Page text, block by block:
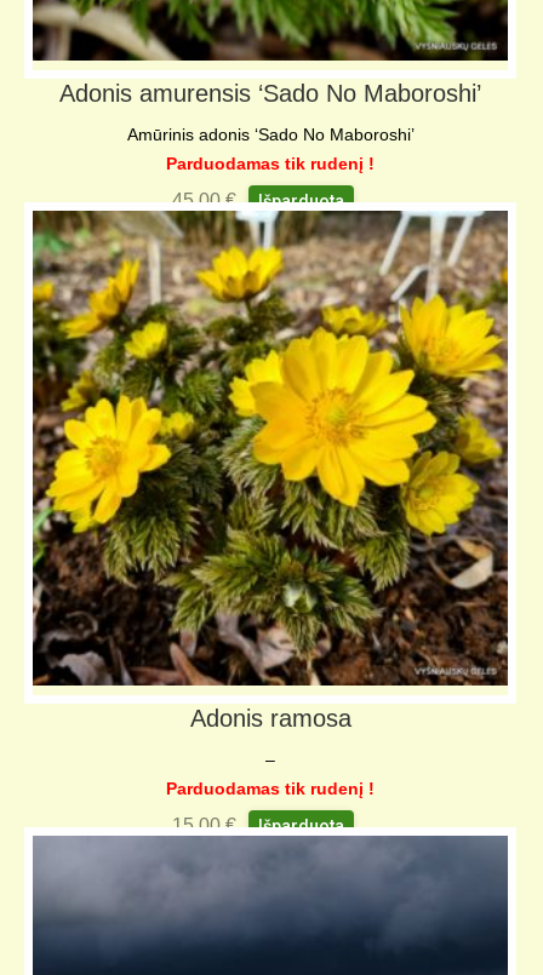
Adonis amurensis ‘Sado No Maboroshi’
Amūrinis adonis ‘Sado No Maboroshi’
Parduodamas tik rudenį !
45,00€ Išparduota
Adonis ramosa
–
Parduodamas tik rudenį !
15,00€ Išparduota